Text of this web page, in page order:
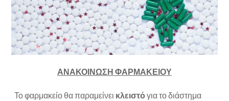
ΑΝΑΚΟΙΝΩΣΗ ΦΑΡΜΑΚΕΙΟΥ
Το φαρμακείο θα παραμείνει κλειστό για το διάστημα